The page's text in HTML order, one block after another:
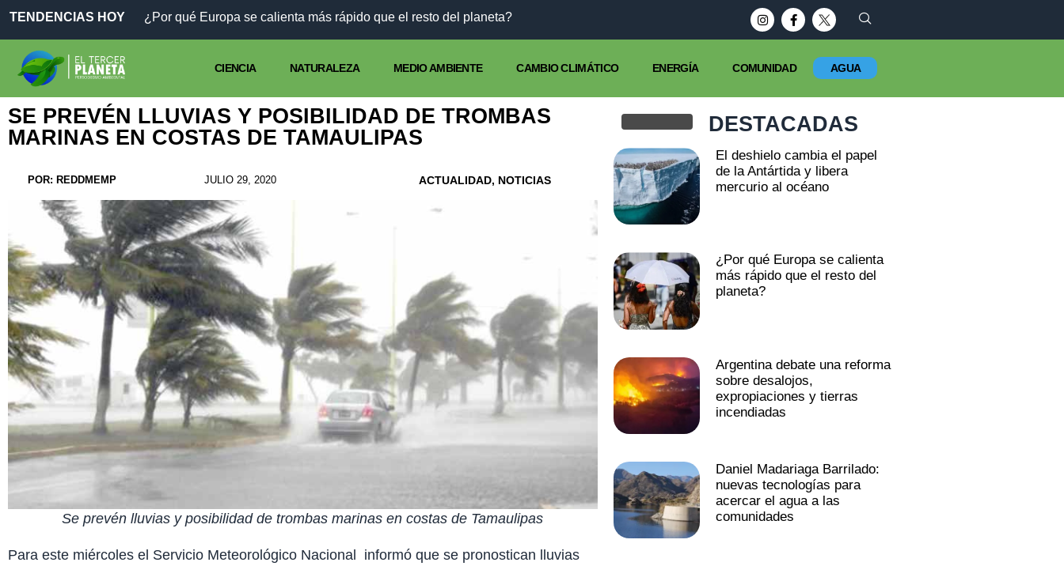
TENDENCIAS HOY ¿Por qué Europa se calienta más rápido que el resto del planeta?
CIENCIA NATURALEZA MEDIO AMBIENTE CAMBIO CLIMÁTICO ENERGÍA COMUNIDAD AGUA
SE PREVÉN LLUVIAS Y POSIBILIDAD DE TROMBAS
MARINAS EN COSTAS DE TAMAULIPAS
POR: REDDMEMP JULIO 29, 2020 ACTUALIDAD, NOTICIAS
Se prevén lluvias y posibilidad de trombas marinas en costas de Tamaulipas
Para este miércoles el Servicio Meteorológico Nacional informó que se pronostican lluvias
DESTACADAS
El deshielo cambia el papel
de la Antártida y libera
mercurio al océano
¿Por qué Europa se calienta
más rápido que el resto del
planeta?
Argentina debate una reforma
sobre desalojos,
expropiaciones y tierras
incendiadas
Daniel Madariaga Barrilado:
nuevas tecnologías para
acercar el agua a las
comunidades